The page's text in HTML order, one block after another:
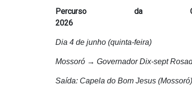
Percurso da
2026
Dia 4 de junho (quinta-feira)
Mossoró → Governador Dix-sept
Saída: Capela do Bom Jesus (Mossoró)